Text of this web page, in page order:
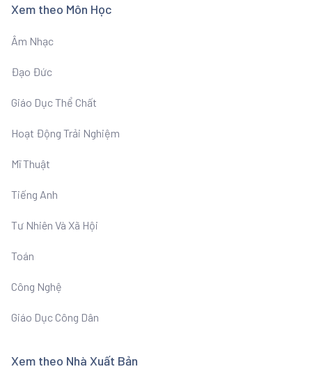
Xem theo Môn Học
Âm Nhạc
Đạo Đức
Giáo Dục Thể Chất
Hoạt Động Trải Nghiệm
Mĩ Thuật
Tiếng Anh
Tư Nhiên Và Xã Hội
Toán
Công Nghệ
Giáo Dục Công Dân
Xem theo Nhà Xuất Bản